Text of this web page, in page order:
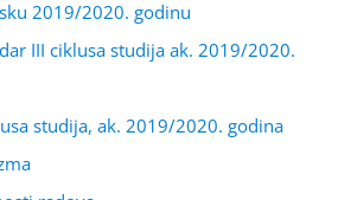
2019/2020. godinu
III ciklusa studija ak. 2019/2020.
studija, ak. 2019/2020. godina